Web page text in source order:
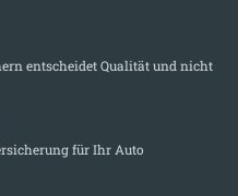
entscheidet Qualität und nicht
für Ihr Auto